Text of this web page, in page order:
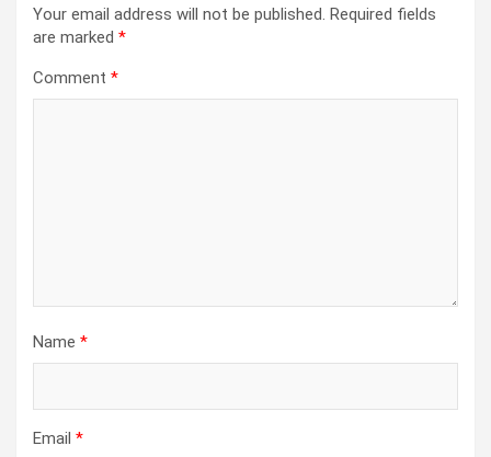
Your email address will not be published. Required fields
are marked *
Comment *
Name *
Email *